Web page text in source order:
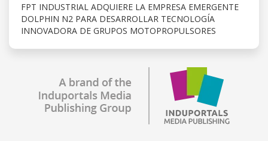
FPT INDUSTRIAL ADQUIERE LA EMPRESA EMERGENTE
DOLPHIN N2 PARA DESARROLLAR TECNOLOGÍA
INNOVADORA DE GRUPOS MOTOPROPULSORES